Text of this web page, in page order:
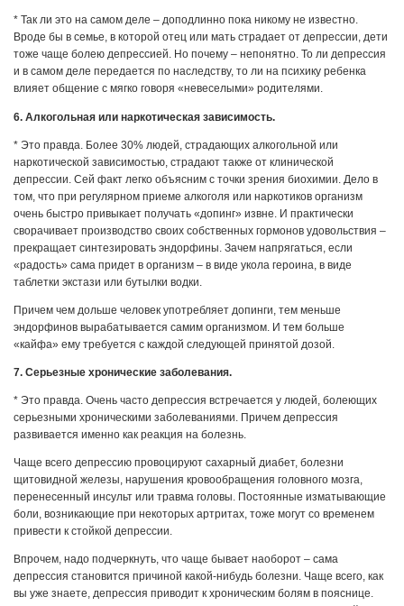
* Так ли это на самом деле – доподлинно пока никому не известно.
Вроде бы в семье, в которой отец или мать страдает от депрессии, дети
тоже чаще болею депрессией. Но почему – непонятно. То ли депрессия
и в самом деле передается по наследству, то ли на психику ребенка
влияет общение с мягко говоря «невеселыми» родителями.
6. Алкогольная или наркотическая зависимость.
* Это правда. Более 30% людей, страдающих алкогольной или
наркотической зависимостью, страдают также от клинической
депрессии. Сей факт легко объясним с точки зрения биохимии. Дело в
том, что при регулярном приеме алкоголя или наркотиков организм
очень быстро привыкает получать «допинг» извне. И практически
сворачивает производство своих собственных гормонов удовольствия –
прекращает синтезировать эндорфины. Зачем напрягаться, если
«радость» сама придет в организм – в виде укола героина, в виде
таблетки экстази или бутылки водки.
Причем чем дольше человек употребляет допинги, тем меньше
эндорфинов вырабатывается самим организмом. И тем больше
«кайфа» ему требуется с каждой следующей принятой дозой.
7. Серьезные хронические заболевания.
* Это правда. Очень часто депрессия встречается у людей, болеющих
серьезными хроническими заболеваниями. Причем депрессия
развивается именно как реакция на болезнь.
Чаще всего депрессию провоцируют сахарный диабет, болезни
щитовидной железы, нарушения кровообращения головного мозга,
перенесенный инсульт или травма головы. Постоянные изматывающие
боли, возникающие при некоторых артритах, тоже могут со временем
привести к стойкой депрессии.
Впрочем, надо подчеркнуть, что чаще бывает наоборот – сама
депрессия становится причиной какой-нибудь болезни. Чаще всего, как
вы уже знаете, депрессия приводит к хроническим болям в пояснице.